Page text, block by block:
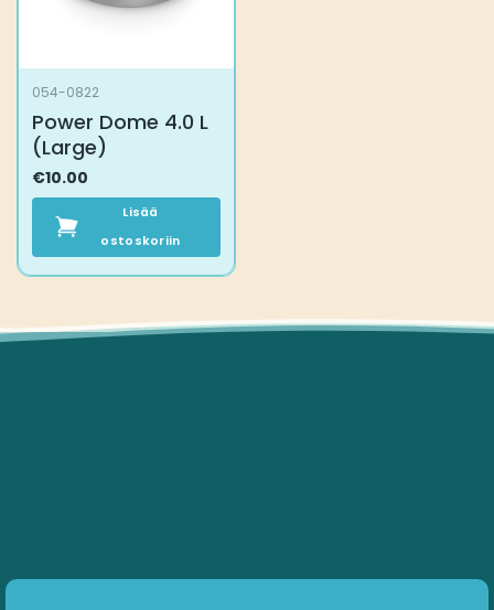
054-0822
Power Dome 4.0 L
(Large)
€10.00
Lisää
ostoskoriin